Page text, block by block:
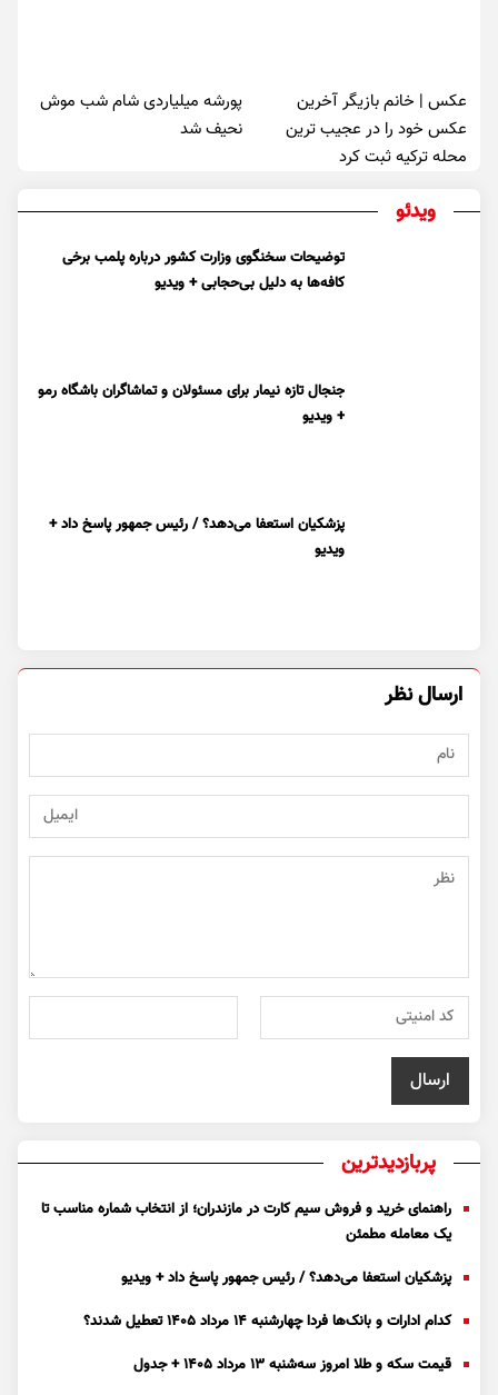
عکس | خانم بازیگر آخرین
عکس خود را در عجیب ترین
محله ترکیه ثبت کرد
پورشه میلیاردی شام شب موش‌
نحیف شد
ویدئو
توضیحات سخنگوی وزارت کشور درباره پلمب برخی
کافه‌ها به دلیل بی‌حجابی + ویدیو
جنجال تازه نیمار برای مسئولان و تماشاگران باشگاه رمو
+ ویدیو
پزشکیان استعفا می‌دهد؟ / رئیس جمهور پاسخ داد +
ویدیو
ارسال نظر
پربازدیدترین
راهنمای خرید و فروش سیم کارت در مازندران؛ از انتخاب شماره مناسب تا
یک معامله مطمئن
پزشکیان استعفا می‌دهد؟ / رئیس جمهور پاسخ داد + ویدیو
کدام ادارات و بانک‌ها فردا چهارشنبه ۱۴ مرداد ۱۴۰۵ تعطیل شدند؟
قیمت سکه و طلا امروز سه‌شنبه ۱۳ مرداد ۱۴۰۵ + جدول